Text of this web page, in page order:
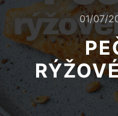
01/07/